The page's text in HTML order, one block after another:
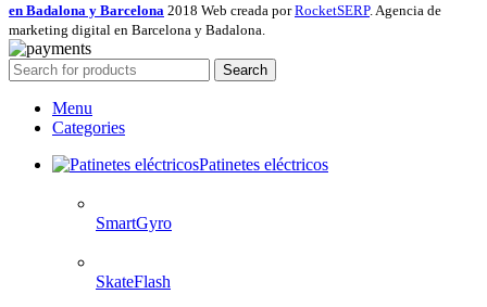
en Badalona y Barcelona 2018 Web creada porRocketSERP. Agencia de
marketing digital en Barcelona y Badalona.
Search
Menu
Categories
Patinetes eléctricos
SmartGyro
SkateFlash